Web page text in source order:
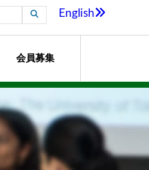
English
会員募集